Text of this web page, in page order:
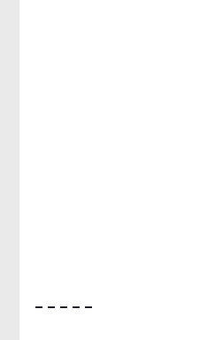
– – – – –